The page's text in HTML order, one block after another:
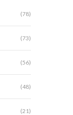
(78)
(73)
(56)
(48)
(21)